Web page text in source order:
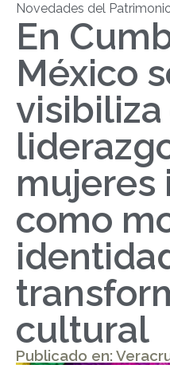
Novedades del
En
México
mujeres
como
cultural
Publicado en: